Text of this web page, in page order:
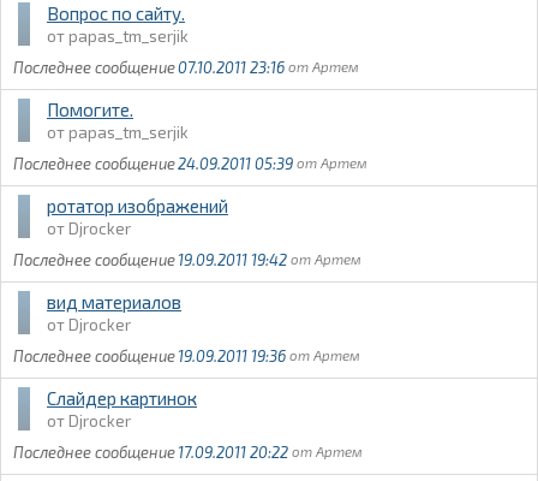
Вопрос по сайту.
papas_tm_serjik
07.10.2011 23:16
Артем
Помогите.
papas_tm_serjik
24.09.2011 05:39
Артем
ротатор изображений
Djrocker
19.09.2011 19:42
Артем
вид материалов
Djrocker
19.09.2011 19:36
Артем
Слайдер картинок
Djrocker
17.09.2011 20:22
Артем